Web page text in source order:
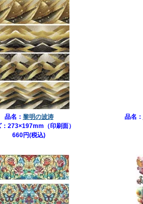
品名： 黎明の波涛
273×197mm（印刷面）
660円(税込)
品名：